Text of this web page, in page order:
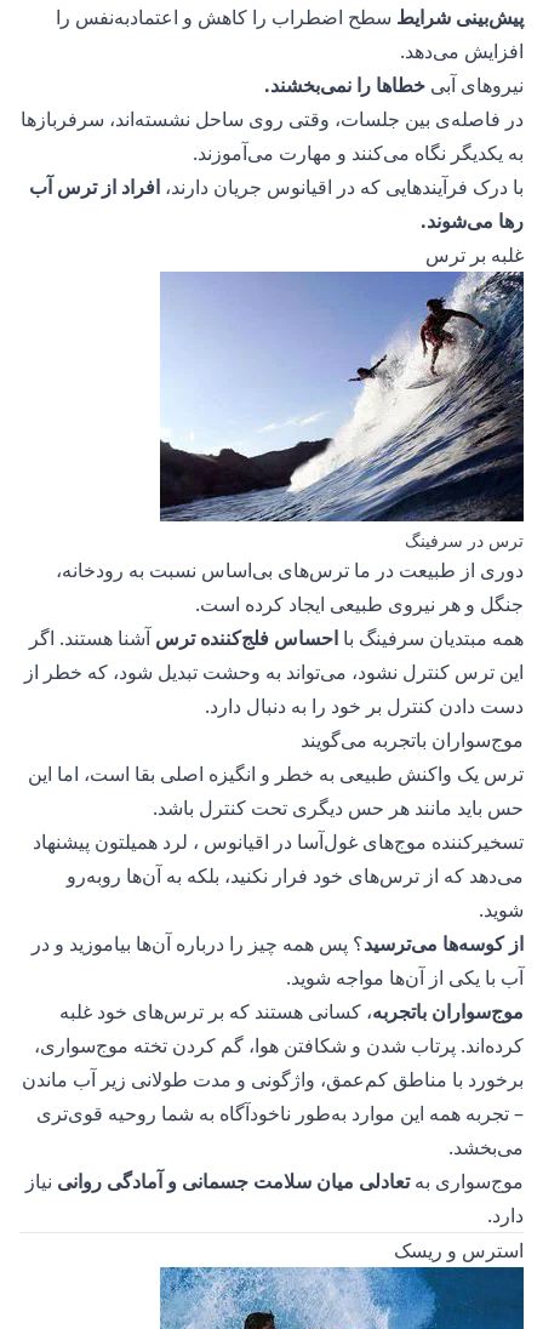
پیش‌بینی شرایط سطح اضطراب را کاهش و اعتمادبه‌نفس را
افزایش می‌دهد.
نیروهای آبی خطاها را نمی‌بخشند.
در فاصله‌ی بین جلسات، وقتی روی ساحل نشسته‌اند، سرفربازها
به یکدیگر نگاه می‌کنند و مهارت می‌آموزند.
با درک فرآیندهایی که در اقیانوس جریان دارند، افراد از ترس آب
رها می‌شوند.
غلبه بر ترس
ترس در سرفینگ
دوری از طبیعت در ما ترس‌های بی‌اساس نسبت به رودخانه،
جنگل و هر نیروی طبیعی ایجاد کرده است.
همه مبتدیان سرفینگ با احساس فلج‌کننده ترس آشنا هستند. اگر
این ترس کنترل نشود، می‌تواند به وحشت تبدیل شود، که خطر از
دست دادن کنترل بر خود را به دنبال دارد.
موج‌سواران با‌تجربه می‌گویند
ترس یک واکنش طبیعی به خطر و انگیزه اصلی بقا است، اما این
حس باید مانند هر حس دیگری تحت کنترل باشد.
تسخیرکننده موج‌های غول‌آسا در اقیانوس ، لرد همیلتون پیشنهاد
می‌دهد که از ترس‌های خود فرار نکنید، بلکه به آن‌ها رو‌به‌رو
شوید.
از کوسه‌ها می‌ترسید؟ پس همه چیز را درباره آن‌ها بیاموزید و در
آب با یکی از آن‌ها مواجه شوید.
موج‌سواران با‌تجربه، کسانی هستند که بر ترس‌های خود غلبه
کرده‌اند. پرتاب شدن و شکافتن هوا، گم کردن تخته موج‌سواری،
برخورد با مناطق کم‌عمق، واژگونی و مدت طولانی زیر آب ماندن
– تجربه همه این موارد به‌طور ناخودآگاه به شما روحیه قوی‌تری
می‌بخشد.
موج‌سواری بهتعادلی میان سلامت جسمانی و آمادگی روانی نیاز
دارد.
استرس و ریسک